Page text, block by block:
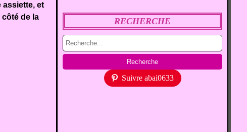
assiette, et
de la
RECHERCHE
Suivre abai0633